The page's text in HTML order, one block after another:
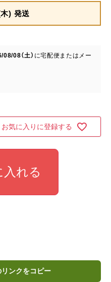
) 発送
08（土） に宅配便またはメー
お気に入りに登録する
入れる
ンクをコピー